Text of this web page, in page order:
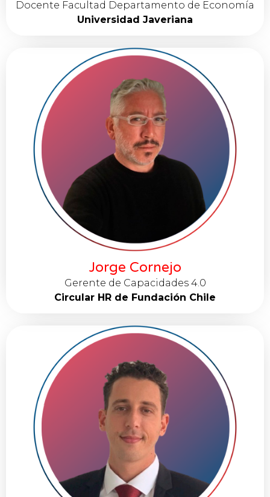
Docente Facultad Departamento de Economía
Universidad Javeriana
Jorge Cornejo
Gerente de Capacidades 4.0
Circular HR de Fundación Chile